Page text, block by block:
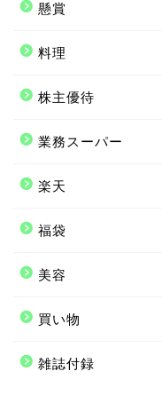
懸賞
料理
株主優待
業務スーパー
楽天
福袋
美容
買い物
雑誌付録